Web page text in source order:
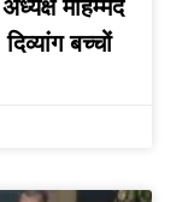
मोहम्मद
बच्चों